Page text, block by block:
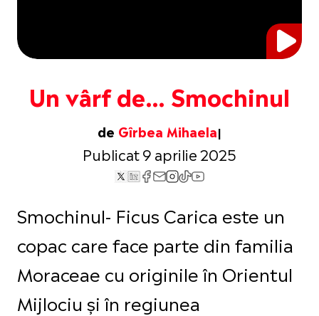
Un vârf de… Smochinul
de Gîrbea Mihaela
Publicat 9 aprilie 2025
Smochinul- Ficus Carica este un
copac care face parte din familia
Moraceae cu originile în Orientul
Mijlociu și în regiunea